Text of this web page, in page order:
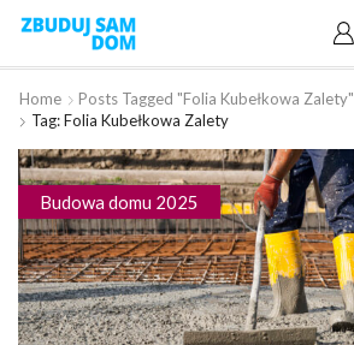
Home
Posts Tagged "folia Kubełkowa Zalety"
Tag: Folia Kubełkowa Zalety
Budowa domu 2025